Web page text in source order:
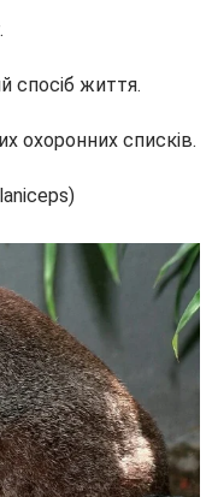
спосіб життя.
охоронних списків.